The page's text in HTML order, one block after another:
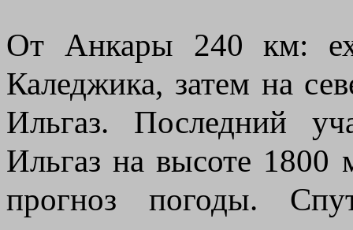
От Анкары 240 км:
Каледжика, затем на
Ильгаз. Последний
Ильгаз на высоте 1800
прогноз погоды.